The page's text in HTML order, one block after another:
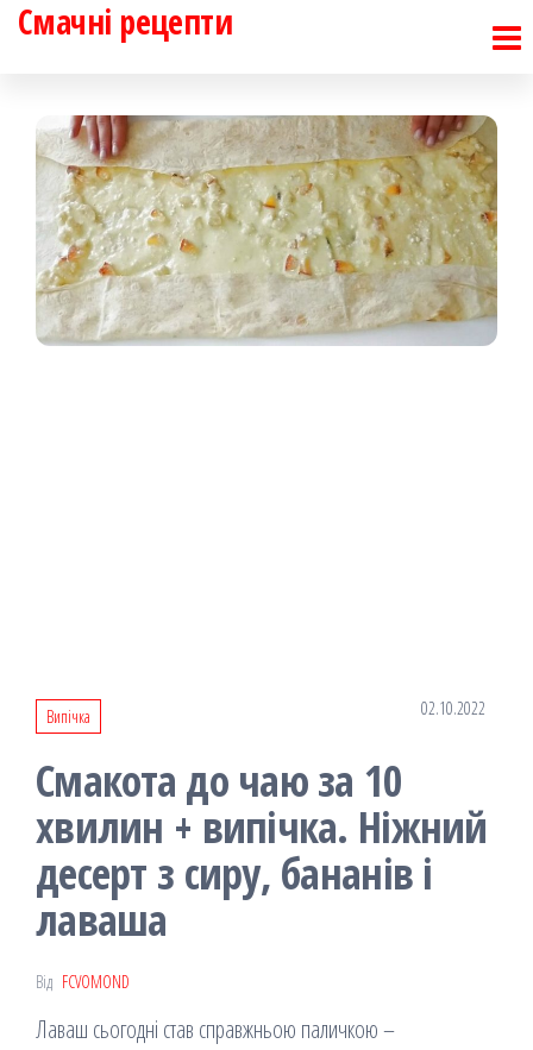
Перейти
Смачні рецепти
Випічка 02.10.2022
Смакота до чаю за 10
хвилин + випічка. Ніжний
десерт з сиру, бананів і
лаваша
Від FCVOMOND
Лаваш сьогодні став справжньою паличкою –